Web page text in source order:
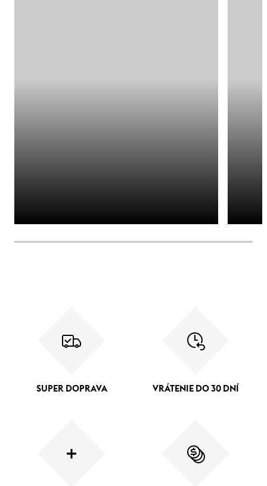
SUPER DOPRAVA VRÁTENIE DO 30 DNÍ